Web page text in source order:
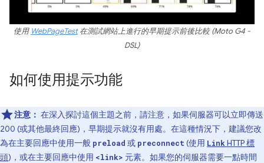
使用 WebPageTest在測試網站上進行的早期提示前後比較 (Moto G4 -
DSL)
如何使用提示功能
注意： 在深入探討這個主題之前，請注意，如果伺服器可以立即傳送
200 (或其他最終回應)，早期提示就沒有用處。在這種情況下，建議您改
為在主要回應中使用一般 preload 或 preconnect (使用 Link HTTP 標
頭)，或在主要回應中使用 <link> 元素。如果您的伺服器需要一點時間